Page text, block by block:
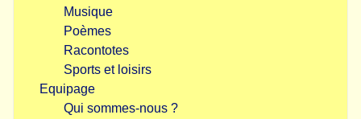
Musique
Poèmes
Racontotes
Sports et loisirs
Equipage
Qui sommes-nous ?